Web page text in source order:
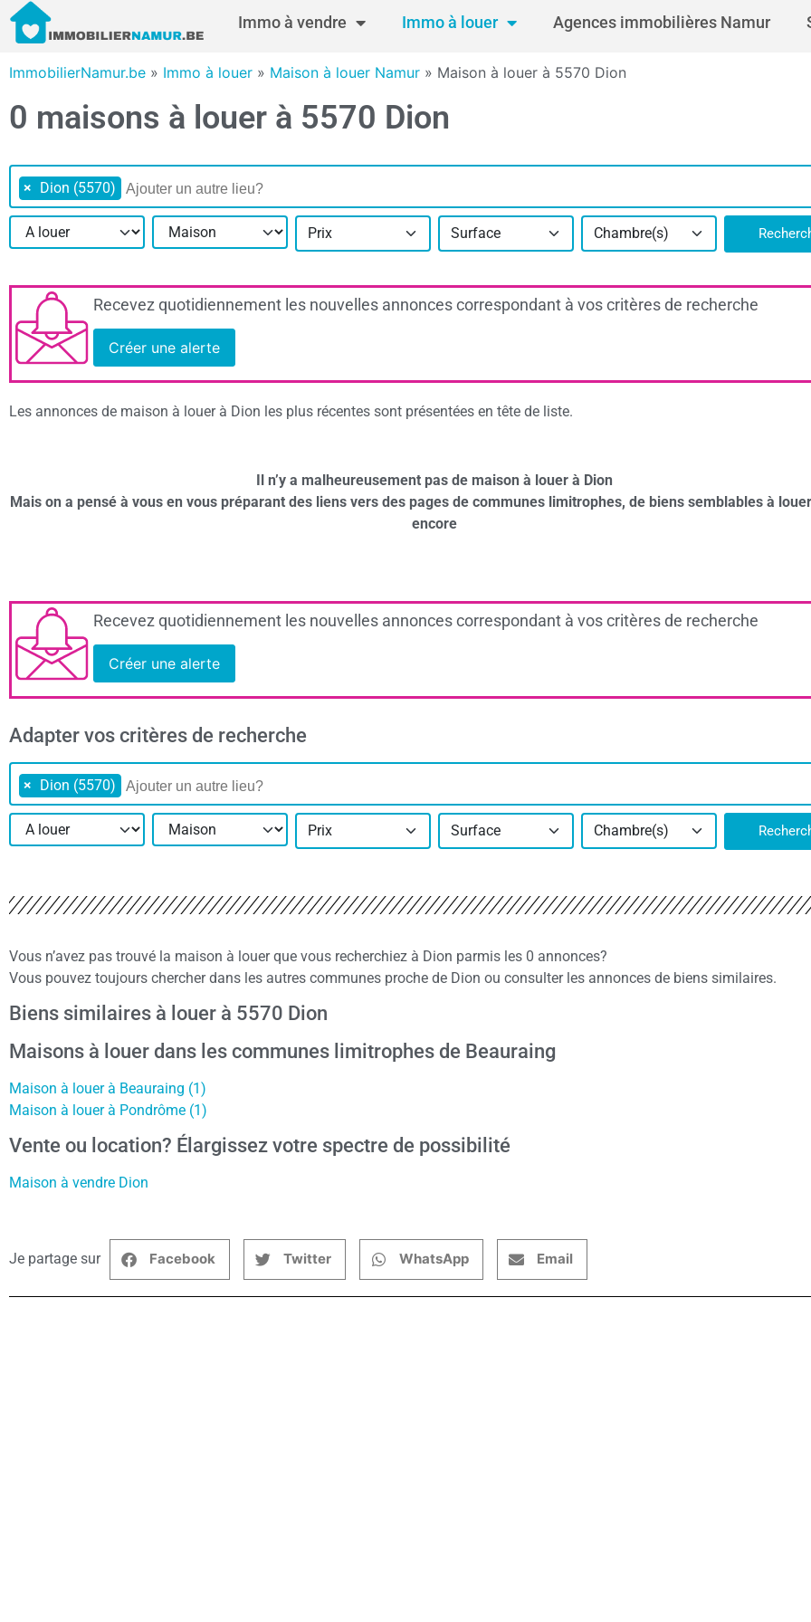
Immo à vendre Immo à louer Agences immobilières Namur
ImmobilierNamur.be » Immo à louer » Maison à louer Namur » Maison à louer à 5570 Dion
0 maisons à louer à 5570 Dion
× Dion (5570)
Prix Surface Chambre(s)
Recevez quotidiennement les nouvelles annonces correspondant à vos critères de recherche
Créer une alerte
Les annonces de maison à louer à Dion les plus récentes sont présentées en tête de liste.
Il n’y a malheureusement pas de maison à louer à Dion
Mais on a pensé à vous en vous préparant des liens vers des pages de communes limitrophes, de biens semblables à
encore
Recevez quotidiennement les nouvelles annonces correspondant à vos critères de recherche
Créer une alerte
Adapter vos critères de recherche
× Dion (5570)
Prix Surface Chambre(s)
Vous n’avez pas trouvé la maison à louer que vous recherchiez à Dion parmis les 0 annonces?
Vous pouvez toujours chercher dans les autres communes proche de Dion ou consulter les annonces de biens similaires.
Biens similaires à louer à 5570 Dion
Maisons à louer dans les communes limitrophes de Beauraing
Maison à louer à Beauraing (1)
Maison à louer à Pondrôme (1)
Vente ou location? Élargissez votre spectre de possibilité
Maison à vendre Dion
Je partage sur Facebook Twitter WhatsApp Email